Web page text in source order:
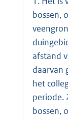
bossen,
afstand
daarvan
het
periode.
bossen,